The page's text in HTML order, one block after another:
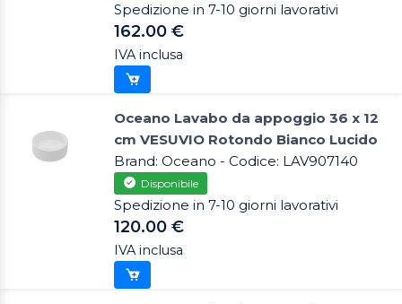
Spedizione in 7-10 giorni lavorativi
162.00 €
IVA inclusa
Oceano Lavabo da appoggio 36 x 12
cm VESUVIO Rotondo Bianco Lucido
Brand: Oceano - Codice: LAV907140
Disponibile
Spedizione in 7-10 giorni lavorativi
120.00 €
IVA inclusa